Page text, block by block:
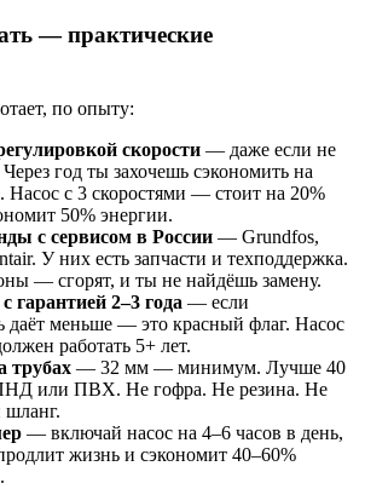
— практические
по опыту:
скорости — даже если не
год ты захочешь сэкономить на
Насос с 3 скоростями — стоит на 20%
50% энергии.
с сервисом в России — Grundfos,
У них есть запчасти и техподдержка.
— сгорят, и ты не найдёшь замену.
гарантией 2–3 года — если
даёт меньше — это красный флаг. Насос
работать 5+ лет.
трубах — 32 мм — минимум. Лучше 40
или ПВХ. Не гофра. Не резина. Не
— включай насос на 4–6 часов в день,
жизнь и сэкономит 40–60%